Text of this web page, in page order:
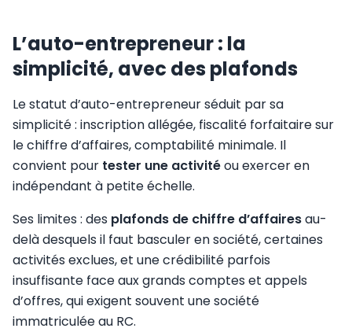
L’auto-entrepreneur : la
simplicité, avec des plafonds
Le statut d’auto-entrepreneur séduit par sa
simplicité : inscription allégée, fiscalité forfaitaire sur
le chiffre d’affaires, comptabilité minimale. Il
convient pour tester une activitéou exercer en
indépendant à petite échelle.
Ses limites : des plafonds de chiffre d’affairesau-
delà desquels il faut basculer en société, certaines
activités exclues, et une crédibilité parfois
insuffisante face aux grands comptes et appels
d’offres, qui exigent souvent une société
immatriculée au RC.